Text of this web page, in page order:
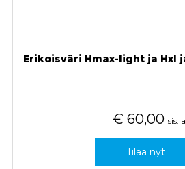
Erikoisväri Hmax-light ja Hxl
€ 60,00 sis.
Tilaa nyt